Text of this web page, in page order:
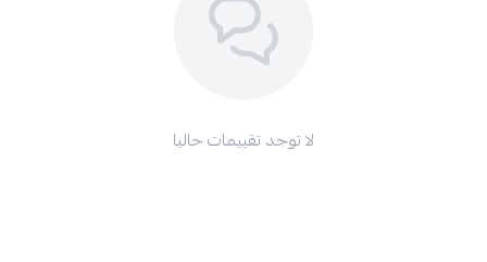
لا توجد تقييمات حاليا